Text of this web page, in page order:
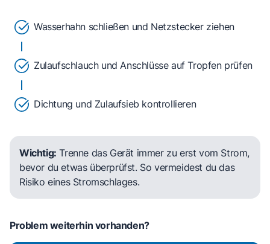
Wasserhahn schließen und Netzstecker ziehen
Zulaufschlauch und Anschlüsse auf Tropfen prüfen
Dichtung und Zulaufsieb kontrollieren
Wichtig: Trenne das Gerät immer zu erst vom Strom,
bevor du etwas überprüfst. So vermeidest du das
Risiko eines Stromschlages.
Problem weiterhin vorhanden?